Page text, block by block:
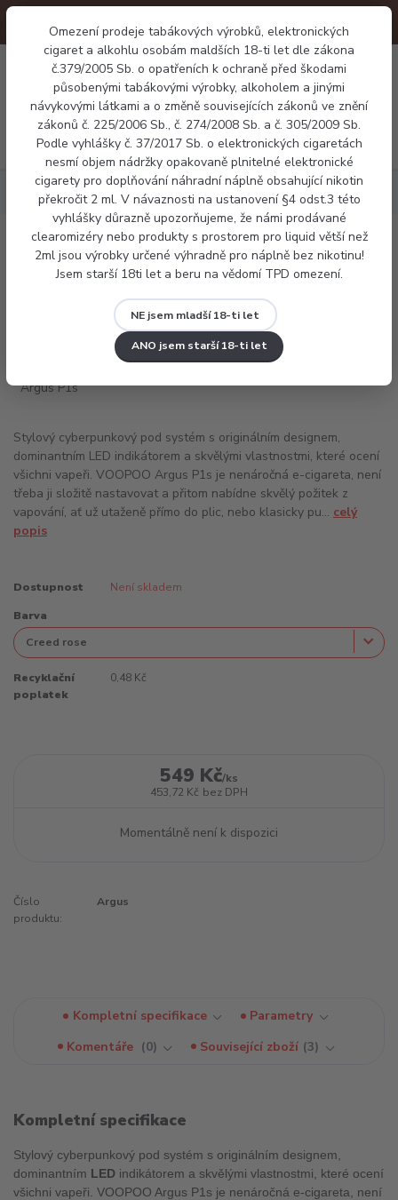
Omezení prodeje tabákových výrobků, elektronických
cigaret a alkohlu osobám maldších 18-ti let dle zákona
č.379/2005 Sb. o opatřeních k ochraně před škodami
působenými tabákovými výrobky, alkoholem a jinými
návykovými látkami a o změně souvisejících zákonů ve znění
zákonů č. 225/2006 Sb., č. 274/2008 Sb. a č. 305/2009 Sb.
Podle vyhlášky č. 37/2017 Sb. o elektronických cigaretách
nesmí objem nádržky opakovaně plnitelné elektronické
cigarety pro doplňování náhradní náplně obsahující nikotin
překročit 2 ml. V návaznosti na ustanovení §4 odst.3 této
vyhlášky důrazně upozorňujeme, že námi prodávané
clearomizéry nebo produkty s prostorem pro liquid větší než
2ml jsou výrobky určené výhradně pro náplně bez nikotinu!
Jsem starší 18ti let a beru na vědomí TPD omezení.
NE jsem mladší 18-ti let
ANO jsem starší 18-ti let
Menu
0 Kč
Elektronické cigarety Voopoo Argus P1s
Voopoo Argus P1s
Stylový cyberpunkový pod systém s originálním designem,
dominantním LED indikátorem a skvělými vlastnostmi, které ocení
všichni vapeři. VOOPOO Argus P1s je nenáročná e-cigareta, není
třeba ji složitě nastavovat a přitom nabídne skvělý požitek z
vapování, ať už utaženě přímo do plic, nebo klasicky pu... celý
popis
Dostupnost Není skladem
Barva
Recyklační
poplatek
0,48 Kč
549 Kč/ks
453,72 Kč bez DPH
Momentálně není k dispozici
Číslo
produktu:
Argus
Kompletní specifikace
Parametry
Komentáře
0 Související zboží 3
Kompletní specifikace
Stylový cyberpunkový pod systém s originálním designem,
dominantním LED indikátorem a skvělými vlastnostmi, které ocení
všichni vapeři. VOOPOO Argus P1s je nenáročná e-cigareta, není